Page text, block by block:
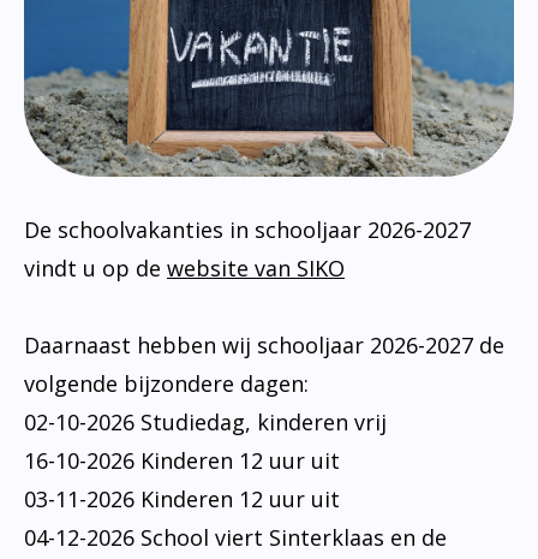
Ondersteuningsprofiel
De schoolvakanties in schooljaar 2026-2027
vindt u op de website van SIKO
Daarnaast hebben wij schooljaar 2026-2027 de
volgende bijzondere dagen:
02-10-2026 Studiedag, kinderen vrij
16-10-2026 Kinderen 12 uur uit
03-11-2026 Kinderen 12 uur uit
04-12-2026 School viert Sinterklaas en de